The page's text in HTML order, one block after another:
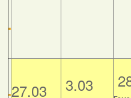
27.03 3.03